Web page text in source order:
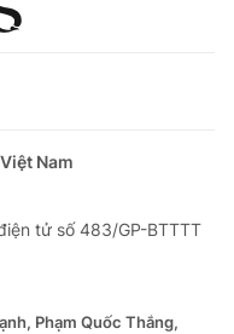
Nam
tử số 483/GP-BTTTT
Phạm Quốc Thắng,